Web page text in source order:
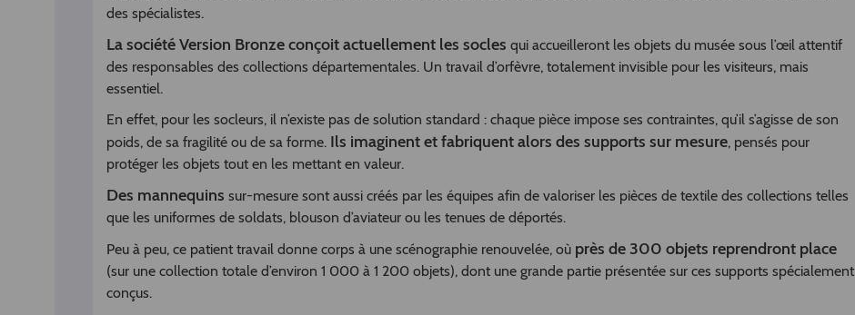
des spécialistes.
La société Version Bronze conçoit actuellement les socles qui accueilleront les objets du musée sous l’œil attentif
des responsables des collections départementales. Un travail d’orfèvre, totalement invisible pour les visiteurs, mais
essentiel.
En effet, pour les socleurs, il n’existe pas de solution standard : chaque pièce impose ses contraintes, qu’il s’agisse de son
poids, de sa fragilité ou de sa forme. Ils imaginent et fabriquent alors des supports sur mesure, pensés pour
protéger les objets tout en les mettant en valeur.
Des mannequins sur-mesure sont aussi créés par les équipes afin de valoriser les pièces de textile des collections telles
que les uniformes de soldats, blouson d’aviateur ou les tenues de déportés.
Peu à peu, ce patient travail donne corps à une scénographie renouvelée, où près de 300 objets reprendront place
(sur une collection totale d’environ 1 000 à 1 200 objets), dont une grande partie présentée sur ces supports spécialement
conçus.